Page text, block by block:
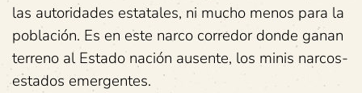
las autoridades estatales, ni mucho menos para la
población. Es en este narco corredor donde ganan
terreno al Estado nación ausente, los minis narcos-
estados emergentes.